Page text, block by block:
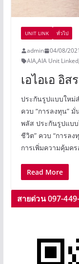
UNIT LINK ทั่วไป
admin
04/08/
AIA,AIA Unit Linked,
เอไอเอ อิส
ประกันรูปแบบใหม่
ควบ “การลงทุน”
พลัส ประกันรูปแบ
ชีวิต” ควบ “การล
การเพิ่มความคุ้มค
Read More
สายด่วน 097-